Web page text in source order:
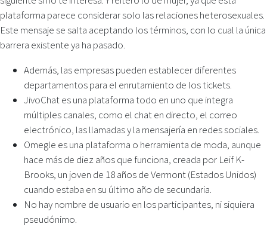
plataforma parece considerar solo las relaciones heterosexuales.
Este mensaje se salta aceptando los términos, con lo cual la única
barrera existente ya ha pasado.
Además, las empresas pueden establecer diferentes
departamentos para el enrutamiento de los tickets.
JivoChat es una plataforma todo en uno que integra
múltiples canales, como el chat en directo, el correo
electrónico, las llamadas y la mensajería en redes sociales.
Omegle es una plataforma o herramienta de moda, aunque
hace más de diez años que funciona, creada por Leif K-
Brooks, un joven de 18 años de Vermont (Estados Unidos)
cuando estaba en su último año de secundaria.
No hay nombre de usuario en los participantes, ni siquiera
pseudónimo.